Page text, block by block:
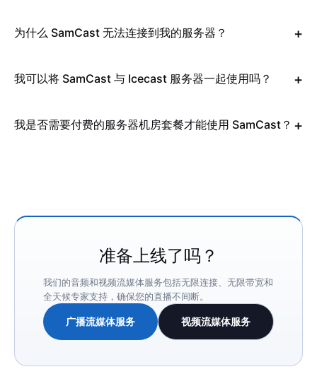
为什么 SamCast 无法连接到我的服务器？
我可以将 SamCast 与 Icecast 服务器一起使用吗？
我是否需要付费的服务器机房套餐才能使用 SamCast？
准备上线了吗？
我们的音频和视频流媒体服务包括无限连接、无限带宽和
全天候专家支持，确保您的直播不间断。
广播流媒体服务 视频流媒体服务